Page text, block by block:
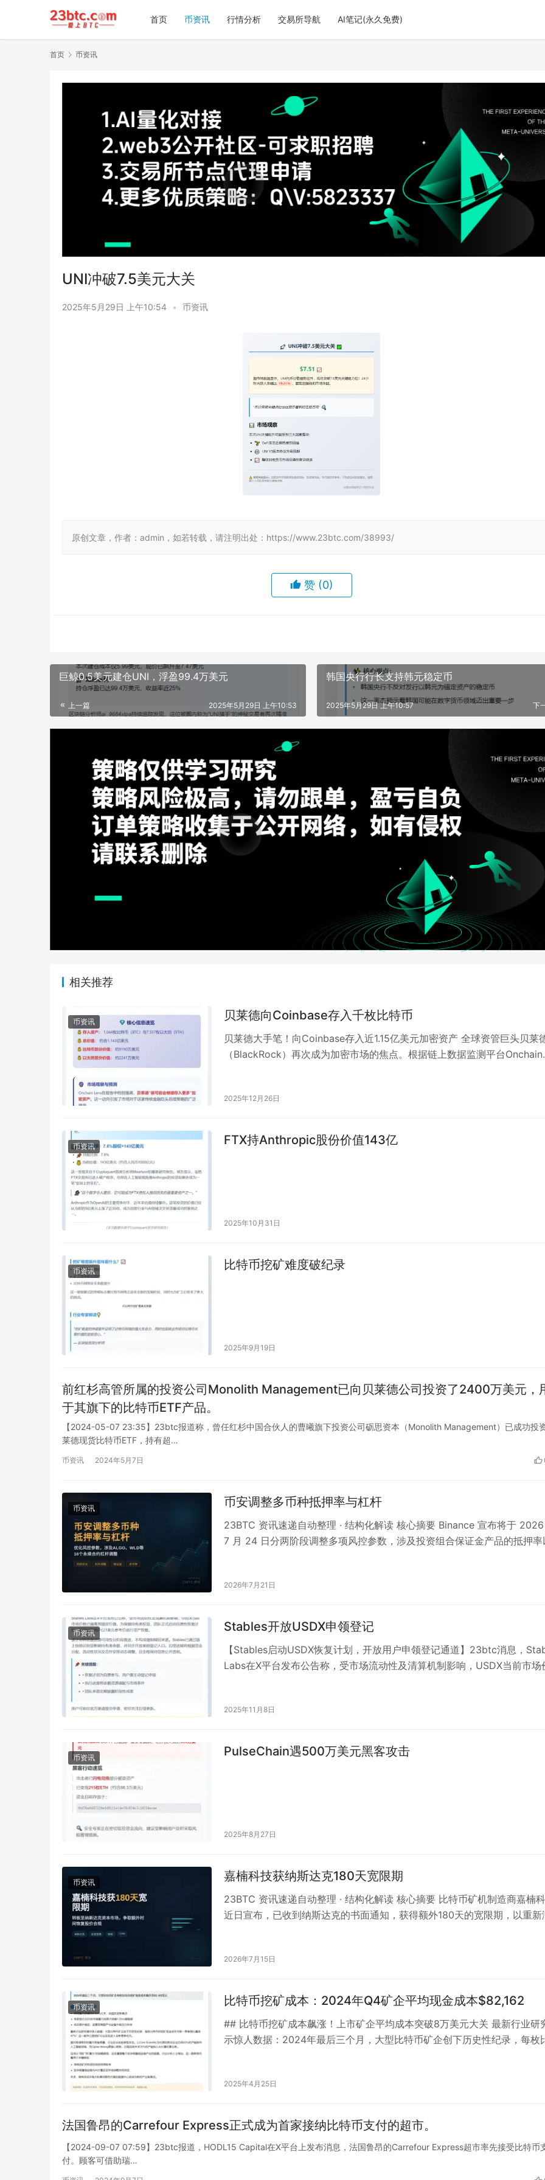
首页 币资讯 行情分析 交易所导航 AI笔记(永久免费)
首页 币资讯
UNI冲破7.5美元大关
2025年5月29日 上午10:54 • 币资讯
原创文章，作者：admin，如若转载，请注明出处：https://www.23btc.com/38993/
赞 (0)
巨鲸0.5美元建仓UNI，浮盈99.4万美元
上一篇 2025年5月29日 上午10:53
韩国央行行长支持韩元稳定币
下
2025年5月29日 上午10:57
相关推荐
币资讯 贝莱德向Coinbase存入千枚比特币
贝莱德大手笔！向Coinbase存入近1.15亿美元加密资产 全球资管巨头贝莱
（BlackRock）再次成为加密市场的焦点。根据链上数据监测平台Onchain
2025年12月26日
币资讯 FTX持Anthropic股份价值143亿
2025年10月31日
币资讯 比特币挖矿难度破纪录
2025年9月19日
前红杉高管所属的投资公司Monolith Management已向贝莱德公司投资了2400万美元，
于其旗下的比特币ETF产品。
【2024-05-07 23:35】23btc报道称，曾任红杉中国合伙人的曹曦旗下投资公司砺思资本（Monolith Management）已成功投
莱德现货比特币ETF，持有超…
币资讯 2024年5月7日
币资讯 币安调整多币种抵押率与杠杆
23BTC 资讯速递自动整理 · 结构化解读 核心摘要 Binance 宣布将于
7 月 24 日分两阶段调整多项风控参数，涉及投资组合保证金产品的抵押率
2026年7月21日
币资讯 Stables开放USDX申领登记
【Stables启动USDX恢复计划，开放用户申领登记通道】23btc消息，
Labs在X平台发布公告称，受市场流动性及清算机制影响，USDX当前市场
2025年11月8日
币资讯 PulseChain遇500万美元黑客攻击
2025年8月27日
币资讯 嘉楠科技获纳斯达克180天宽限期
23BTC 资讯速递自动整理 · 结构化解读 核心摘要 比特币矿机制造商嘉楠
近日宣布，已收到纳斯达克的书面通知，获得额外180天的宽限期，以重新
2026年7月15日
币资讯 比特币挖矿成本：2024年Q4矿企平均现金成本$82,162
## 比特币挖矿成本飙涨！上市矿企平均成本突破8万美元大关 最新行业研
示惊人数据：2024年最后三个月，大型比特币矿企创下历史性纪录，每枚
2025年4月25日
法国鲁昂的Carrefour Express正式成为首家接纳比特币支付的超市。
【2024-09-07 07:59】23btc报道，HODL15 Capital在X平台上发布消息，法国鲁昂的Carrefour Express超市率先接受比特币
付。顾客可借助瑞…